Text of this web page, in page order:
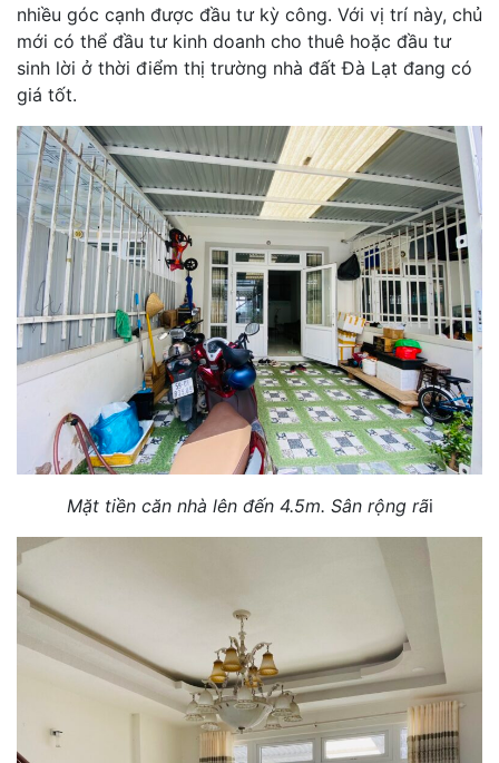
nhiều góc cạnh được đầu tư kỳ công. Với vị trí này, chủ
mới có thể đầu tư kinh doanh cho thuê hoặc đầu tư
sinh lời ở thời điểm thị trường nhà đất Đà Lạt đang có
giá tốt.
Mặt tiền căn nhà lên đến 4.5m. Sân rộng rãi